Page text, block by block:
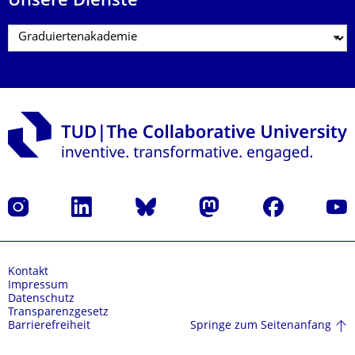
Instagram LinkedIn Bluesky Mastodon Facebook
Kontakt
Impressum
Datenschutz
Transparenzgesetz
Barrierefreiheit
Springe zum Seitenanfang